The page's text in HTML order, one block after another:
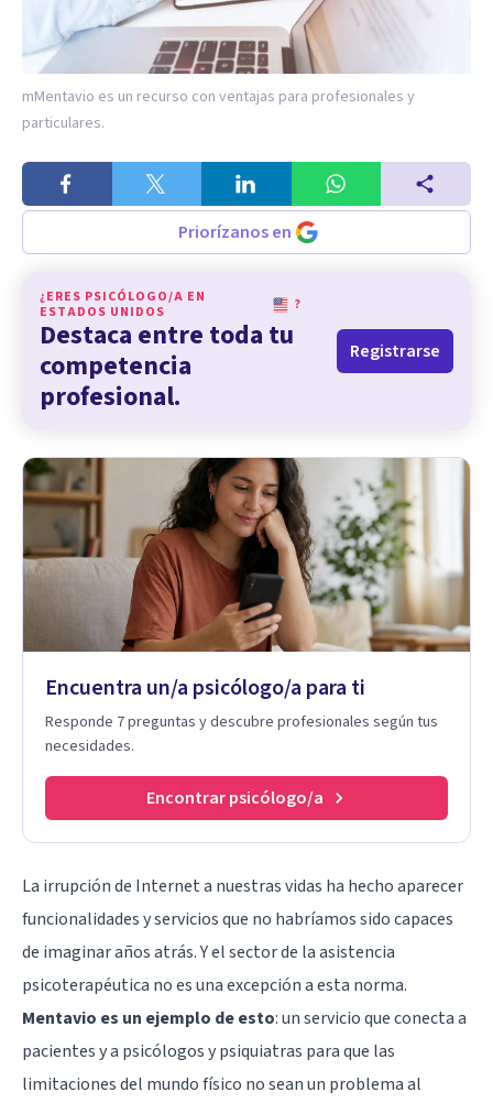
mMentavio es un recurso con ventajas para profesionales y
particulares.
Priorízanos en
¿ERES PSICÓLOGO/A EN
ESTADOS UNIDOS
?
Destaca entre toda tu
competencia
profesional.
Registrarse
Encuentra un/a psicólogo/a para ti
Responde 7 preguntas y descubre profesionales según tus
necesidades.
Encontrar psicólogo/a
La irrupción de Internet a nuestras vidas ha hecho aparecer
funcionalidades y servicios que no habríamos sido capaces
de imaginar años atrás. Y el sector de la asistencia
psicoterapéutica no es una excepción a esta norma.
Mentavio es un ejemplo de esto: un servicio que conecta a
pacientes y a psicólogos y psiquiatras para que las
limitaciones del mundo físico no sean un problema al